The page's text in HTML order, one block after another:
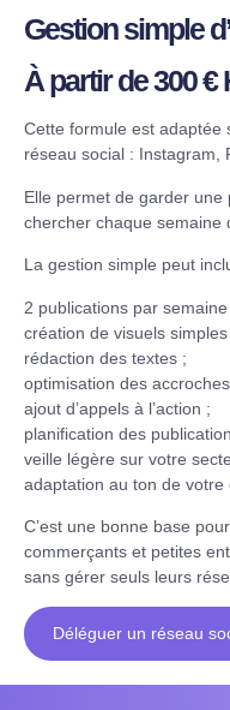
Gestion simple
À partir de 300 €
Cette formule est adaptée
réseau social : Instagram,
Elle permet de garder
chercher chaque semaine
La gestion simple peut
2 publications par semaine
création de visuels simples
rédaction des textes ;
optimisation des
ajout d’appels à l’action ;
planification des
veille légère sur votre
adaptation au ton de votre
C’est une bonne base
commerçants et petites
sans gérer seuls leurs
Déléguer un réseau